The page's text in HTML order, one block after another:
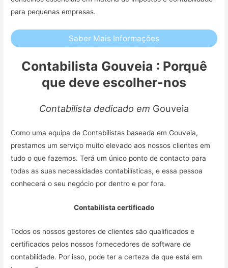
para pequenas empresas.
Saber Mais Informações
Contabilista Gouveia : Porquê
que deve escolher-nos
Contabilista dedicado em Gouveia
Como uma equipa de Contabilistas baseada em Gouveia,
prestamos um serviço muito elevado aos nossos clientes em
tudo o que fazemos. Terá um único ponto de contacto para
todas as suas necessidades contabilísticas, e essa pessoa
conhecerá o seu negócio por dentro e por fora.
Contabilista certificado
Todos os nossos gestores de clientes são qualificados e
certificados pelos nossos fornecedores de software de
contabilidade. Por isso, pode ter a certeza de que está em